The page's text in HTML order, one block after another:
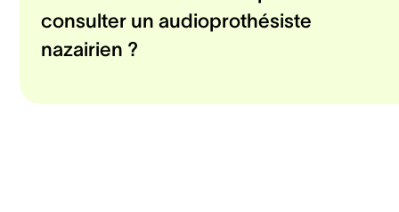
consulter un audioprothésiste
nazairien ?